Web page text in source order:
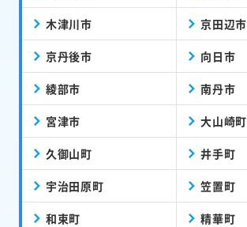
木津川市 京田辺市
京丹後市 向日市
綾部市 南丹市
宮津市 大山崎町
久御山町 井手町
宇治田原町 笠置町
和束町 精華町